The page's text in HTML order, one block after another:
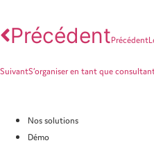
PrécédentPrécédent
SuivantS’organiser en tant que
Nos solutions
Démo